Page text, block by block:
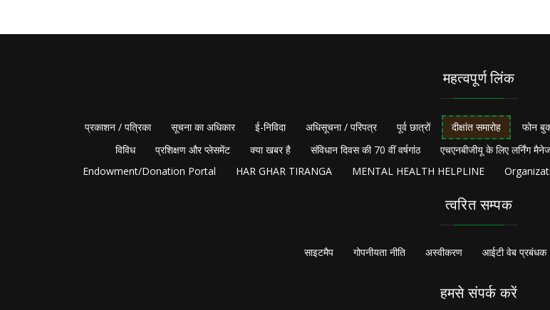
महत्वपूर्ण लिंक
प्रकाशन / पत्रिका सूचना का अधिकार ई-निविदा अधिसूचना / परिपत्र पूर्व छात्रों दीक्षांत समारोह फोन
विविध
प्रशिक्षण और प्लेसमेंट क्या खबर है संविधान दिवस की 70 वीं वर्षगांठ एचएनबीजीयू के लिए लर्निंग
Endowment/Donation Portal
HAR GHAR TIRANGA MENTAL HEALTH HELPLINE
त्वरित सम्पक
साइटमैप गोपनीयता नीति अस्वीकरण आईटी वेब प्रबंधक
हमसे संपर्क करें